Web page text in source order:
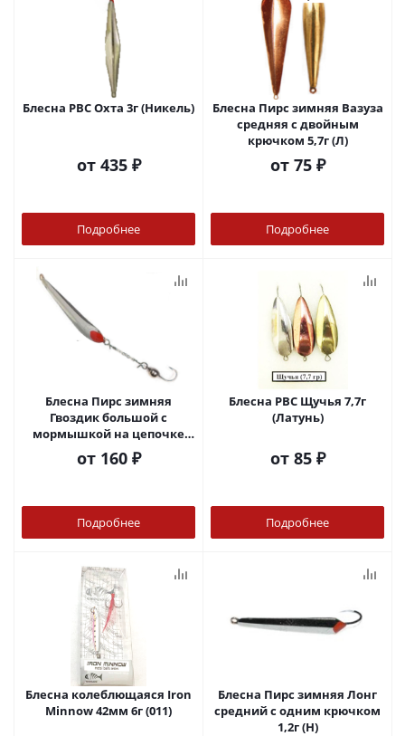
Блесна РВС Охта 3г (Никель)
от 435 ₽
Подробнее
Блесна Пирс зимняя Вазуза
средняя с двойным
крючком 5,7г (Л)
от 75 ₽
Подробнее
Блесна Пирс зимняя
Гвоздик большой с
мормышкой на цепочке
2,6г (Н)
от 160 ₽
Подробнее
Блесна РВС Щучья 7,7г
(Латунь)
от 85 ₽
Подробнее
Блесна колеблющаяся Iron
Minnow 42мм 6г (011)
Блесна Пирс зимняя Лонг
средний с одним крючком
1,2г (Н)